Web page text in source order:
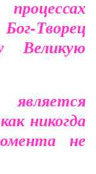
Творец
Великую
никогда
не